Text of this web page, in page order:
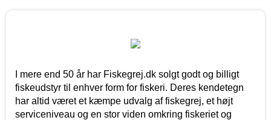
I mere end 50 år har Fiskegrej.dk solgt godt og billigt
fiskeudstyr til enhver form for fiskeri. Deres kendetegn
har altid været et kæmpe udvalg af fiskegrej, et højt
serviceniveau og en stor viden omkring fiskeriet og